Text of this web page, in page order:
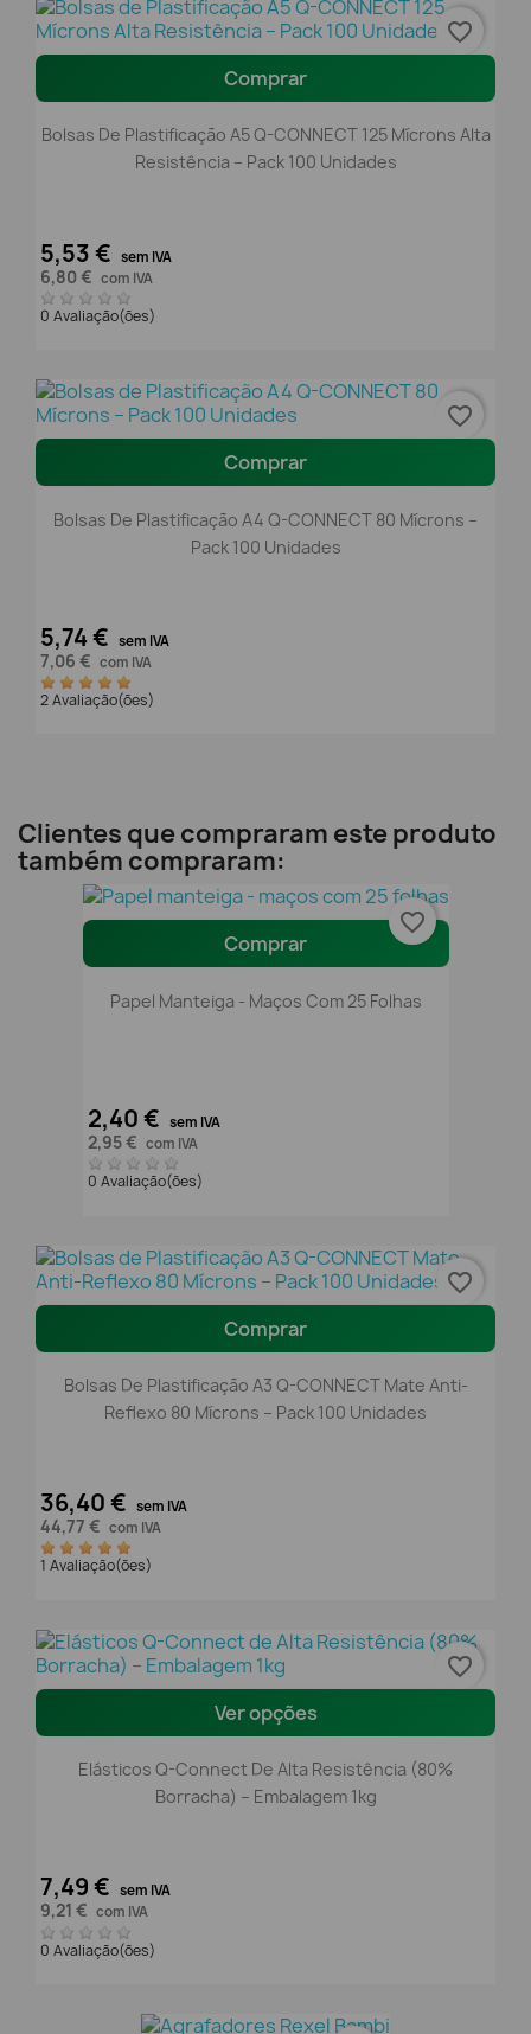
Comprar
Bolsas De Plastificação A5 Q-CONNECT 125 Mícrons Alta
Resistência – Pack 100 Unidades
5,53 € sem IVA
6,80 € com IVA
0 Avaliação(ões)
favorite_border
Comprar
Bolsas De Plastificação A4 Q-CONNECT 80 Mícrons –
Pack 100 Unidades
5,74 € sem IVA
7,06 € com IVA
2 Avaliação(ões)
favorite_border
Clientes que compraram este produto
também compraram:
Comprar
Papel Manteiga - Maços Com 25 Folhas
2,40 € sem IVA
2,95 € com IVA
0 Avaliação(ões)
favorite_border
Comprar
Bolsas De Plastificação A3 Q-CONNECT Mate Anti-
Reflexo 80 Mícrons – Pack 100 Unidades
36,40 € sem IVA
44,77 € com IVA
1 Avaliação(ões)
favorite_border
Ver opções
Elásticos Q-Connect De Alta Resistência (80%
Borracha) – Embalagem 1kg
7,49 € sem IVA
9,21 € com IVA
0 Avaliação(ões)
favorite_border